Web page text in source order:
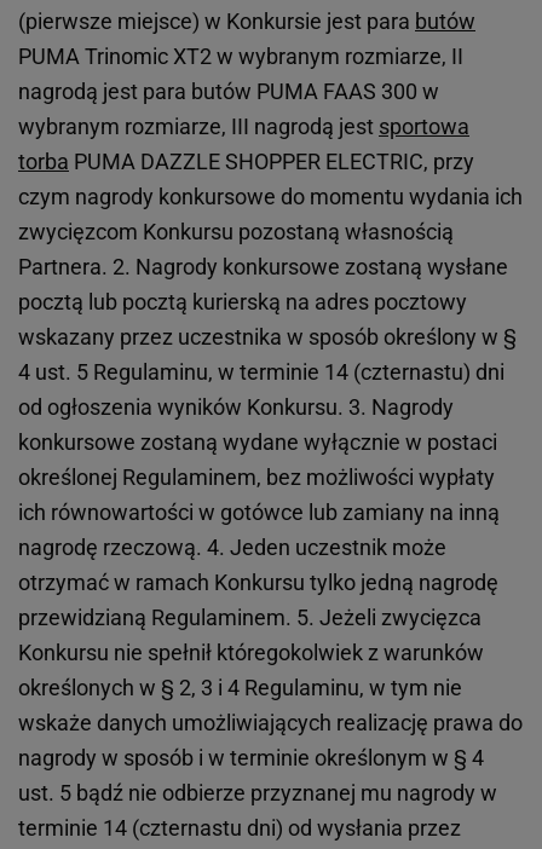
(pierwsze miejsce) w Konkursie jest para butów
PUMA Trinomic XT2 w wybranym rozmiarze, II
nagrodą jest para butów PUMA FAAS 300 w
wybranym rozmiarze, III nagrodą jest sportowa
torba PUMA DAZZLE SHOPPER ELECTRIC, przy
czym nagrody konkursowe do momentu wydania ich
zwycięzcom Konkursu pozostaną własnością
Partnera. 2. Nagrody konkursowe zostaną wysłane
pocztą lub pocztą kurierską na adres pocztowy
wskazany przez uczestnika w sposób określony w §
4 ust. 5 Regulaminu, w terminie 14 (czternastu) dni
od ogłoszenia wyników Konkursu. 3. Nagrody
konkursowe zostaną wydane wyłącznie w postaci
określonej Regulaminem, bez możliwości wypłaty
ich równowartości w gotówce lub zamiany na inną
nagrodę rzeczową. 4. Jeden uczestnik może
otrzymać w ramach Konkursu tylko jedną nagrodę
przewidzianą Regulaminem. 5. Jeżeli zwycięzca
Konkursu nie spełnił któregokolwiek z warunków
określonych w § 2, 3 i 4 Regulaminu, w tym nie
wskaże danych umożliwiających realizację prawa do
nagrody w sposób i w terminie określonym w § 4
ust. 5 bądź nie odbierze przyznanej mu nagrody w
terminie 14 (czternastu dni) od wysłania przez